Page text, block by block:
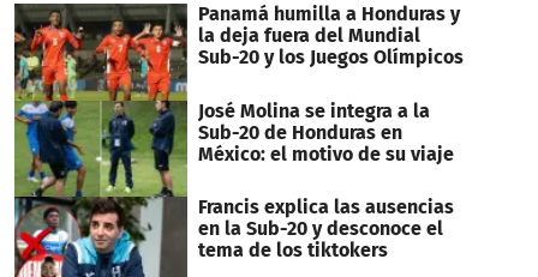
Panamá humilla a Honduras y
la deja fuera del Mundial
Sub-20 y los Juegos Olímpicos
José Molina se integra a la
Sub-20 de Honduras en
México: el motivo de su viaje
Francis explica las ausencias
en la Sub-20 y desconoce el
tema de los tiktokers